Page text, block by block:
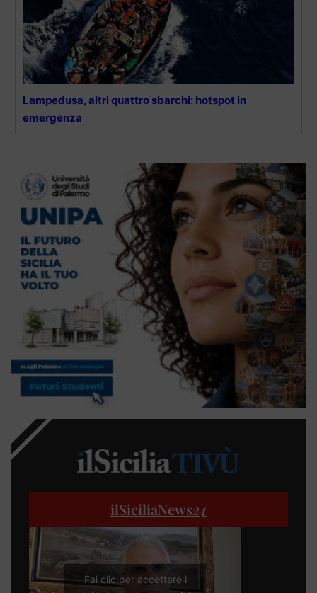
Lampedusa, altri quattro sbarchi: hotspot in
emergenza
ilSiciliaNews24
Fai clic per accettare i